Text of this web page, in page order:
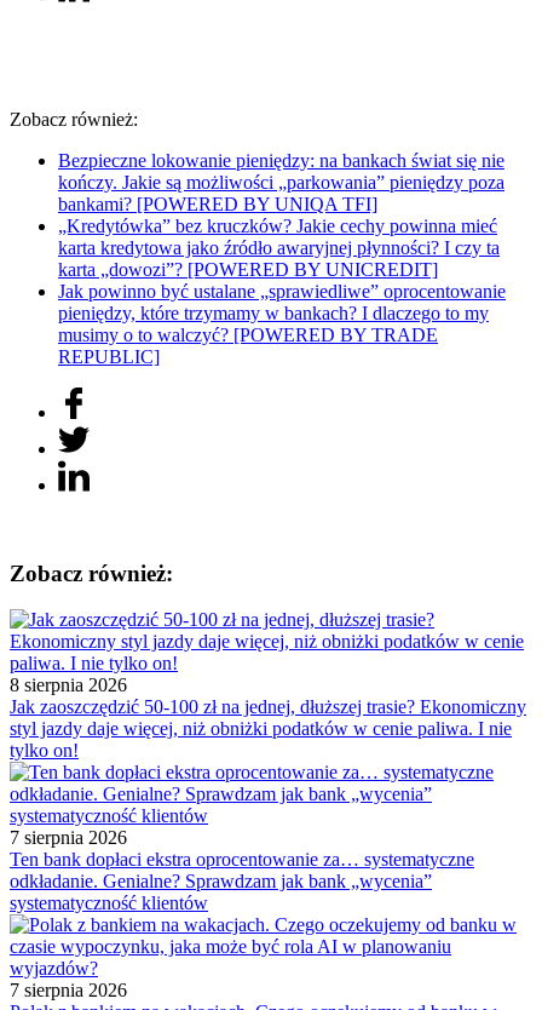
Zobacz również:
Bezpieczne lokowanie pieniędzy: na bankach świat się nie
kończy. Jakie są możliwości „parkowania” pieniędzy poza
bankami? [POWERED BY UNIQA TFI]
„Kredytówka” bez kruczków? Jakie cechy powinna mieć
karta kredytowa jako źródło awaryjnej płynności? I czy ta
karta „dowozi”? [POWERED BY UNICREDIT]
Jak powinno być ustalane „sprawiedliwe” oprocentowanie
pieniędzy, które trzymamy w bankach? I dlaczego to my
musimy o to walczyć? [POWERED BY TRADE
REPUBLIC]
Zobacz również:
8 sierpnia 2026
Jak zaoszczędzić 50-100 zł na jednej, dłuższej trasie? Ekonomiczny
styl jazdy daje więcej, niż obniżki podatków w cenie paliwa. I nie
tylko on!
7 sierpnia 2026
Ten bank dopłaci ekstra oprocentowanie za… systematyczne
odkładanie. Genialne? Sprawdzam jak bank „wycenia”
systematyczność klientów
7 sierpnia 2026